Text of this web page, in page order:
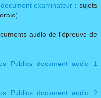
examinateur: sujets
audio de l'épreuve de
Publics document audio 1
Publics document audio 2